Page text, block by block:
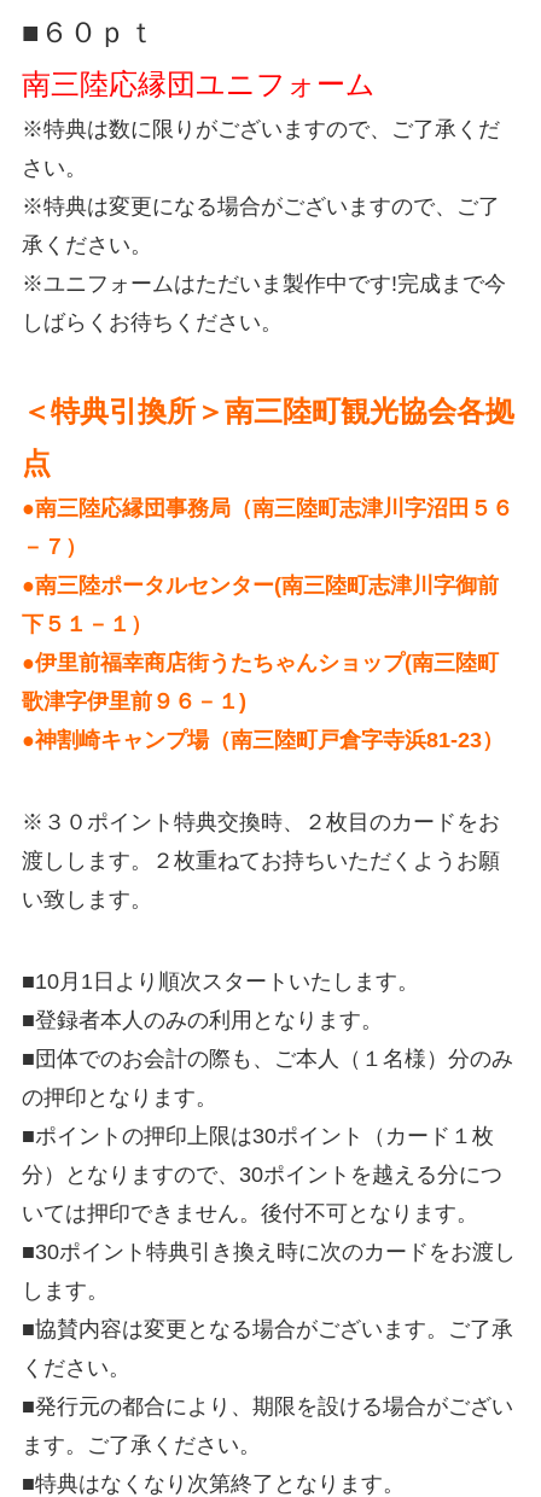
■６０ｐｔ
南三陸応縁団ユニフォーム
※特典は数に限りがございますので、ご了承くだ
さい。
※特典は変更になる場合がございますので、ご了
承ください。
※ユニフォームはただいま製作中です!完成まで今
しばらくお待ちください。
＜特典引換所＞南三陸町観光協会各拠
点
●南三陸応縁団事務局（南三陸町志津川字沼田５６
－７）
●南三陸ポータルセンター(南三陸町志津川字御前
下５１－１）
●伊里前福幸商店街うたちゃんショップ(南三陸町
歌津字伊里前９６－１)
●神割崎キャンプ場（南三陸町戸倉字寺浜81-23）
※３０ポイント特典交換時、２枚目のカードをお
渡しします。２枚重ねてお持ちいただくようお願
い致します。
■10月1日より順次スタートいたします。
■登録者本人のみの利用となります。
■団体でのお会計の際も、ご本人（１名様）分のみ
の押印となります。
■ポイントの押印上限は30ポイント（カード１枚
分）となりますので、30ポイントを越える分につ
いては押印できません。後付不可となります。
■30ポイント特典引き換え時に次のカードをお渡し
します。
■協賛内容は変更となる場合がございます。ご了承
ください。
■発行元の都合により、期限を設ける場合がござい
ます。ご了承ください。
■特典はなくなり次第終了となります。